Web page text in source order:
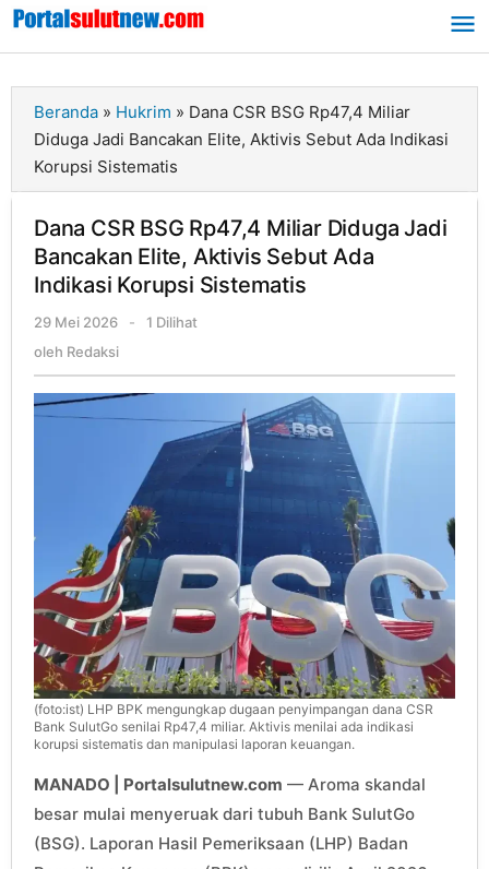
Lewati
Beranda » Hukrim » Dana CSR BSG Rp47,4 Miliar
Diduga Jadi Bancakan Elite, Aktivis Sebut Ada Indikasi
Korupsi Sistematis
Dana CSR BSG Rp47,4 Miliar Diduga Jadi
Bancakan Elite, Aktivis Sebut Ada
Indikasi Korupsi Sistematis
29 Mei 2026
oleh
-
1 Dilihat
oleh Redaksi
(foto:ist) LHP BPK mengungkap dugaan penyimpangan dana CSR
Bank SulutGo senilai Rp47,4 miliar. Aktivis menilai ada indikasi
korupsi sistematis dan manipulasi laporan keuangan.
MANADO | Portalsulutnew.com — Aroma skandal
besar mulai menyeruak dari tubuh Bank SulutGo
(BSG). Laporan Hasil Pemeriksaan (LHP) Badan